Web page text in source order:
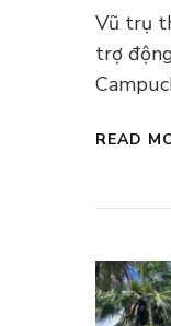
Vũ trụ
trợ
READ